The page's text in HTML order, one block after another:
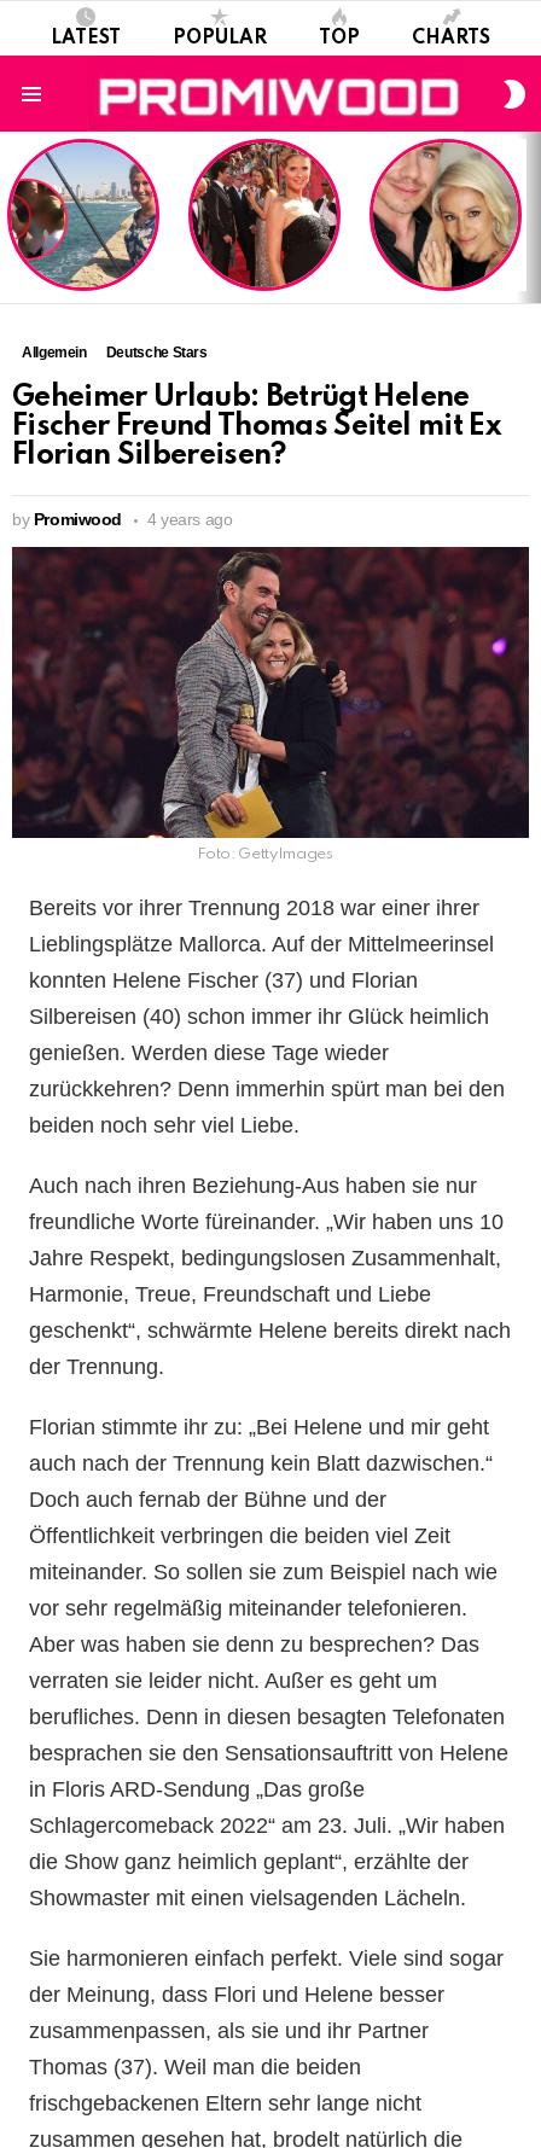
LATEST POPULAR TOP CHARTS
LATEST
STORIES
Allgemein Deutsche Stars
Geheimer Urlaub: Betrügt Helene
Fischer Freund Thomas Seitel mit Ex
Florian Silbereisen?
by Promiwood 4 years ago
Foto: GettyImages
Bereits vor ihrer Trennung 2018 war einer ihrer
Lieblingsplätze Mallorca. Auf der Mittelmeerinsel
konnten Helene Fischer (37) und Florian
Silbereisen (40) schon immer ihr Glück heimlich
genießen. Werden diese Tage wieder
zurückkehren? Denn immerhin spürt man bei den
beiden noch sehr viel Liebe.
Auch nach ihren Beziehung-Aus haben sie nur
freundliche Worte füreinander. „Wir haben uns 10
Jahre Respekt, bedingungslosen Zusammenhalt,
Harmonie, Treue, Freundschaft und Liebe
geschenkt“, schwärmte Helene bereits direkt nach
der Trennung.
Florian stimmte ihr zu: „Bei Helene und mir geht
auch nach der Trennung kein Blatt dazwischen.“
Doch auch fernab der Bühne und der
Öffentlichkeit verbringen die beiden viel Zeit
miteinander. So sollen sie zum Beispiel nach wie
vor sehr regelmäßig miteinander telefonieren.
Aber was haben sie denn zu besprechen? Das
verraten sie leider nicht. Außer es geht um
berufliches. Denn in diesen besagten Telefonaten
besprachen sie den Sensationsauftritt von Helene
in Floris ARD-Sendung „Das große
Schlagercomeback 2022“ am 23. Juli. „Wir haben
die Show ganz heimlich geplant“, erzählte der
Showmaster mit einen vielsagenden Lächeln.
Sie harmonieren einfach perfekt. Viele sind sogar
der Meinung, dass Flori und Helene besser
zusammenpassen, als sie und ihr Partner
Thomas (37). Weil man die beiden
frischgebackenen Eltern sehr lange nicht
zusammen gesehen hat, brodelt natürlich die